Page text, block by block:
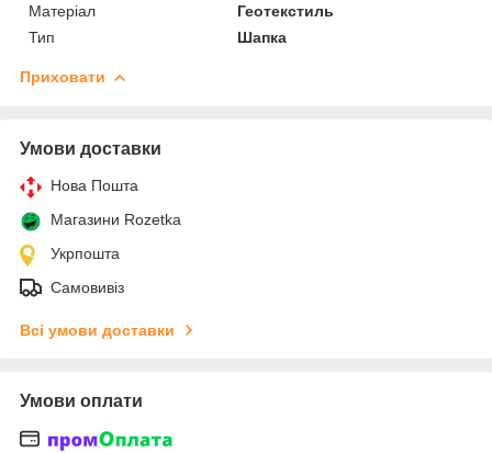
Матеріал
Геотекстиль
Тип
Шапка
Приховати
Умови доставки
Нова Пошта
Магазини Rozetka
Укрпошта
Самовивіз
Всі умови доставки
Умови оплати